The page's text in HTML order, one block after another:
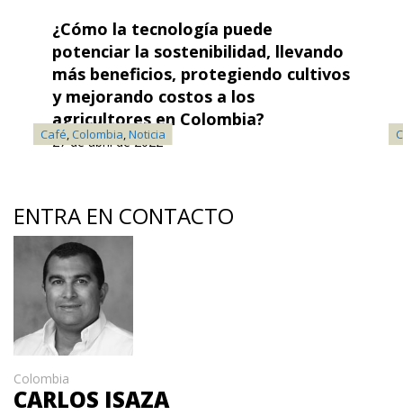
Café,Colombia,Noticia
¿Cómo la tecnología puede
potenciar la sostenibilidad, llevando
más beneficios, protegiendo cultivos
y mejorando costos a los
agricultores en Colombia?
27 de abril de 2022
ENTRA EN CONTACTO
Colombia
CARLOS ISAZA